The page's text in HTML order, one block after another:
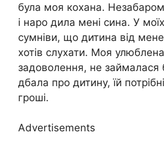
була моя кохана. Незабаром
і наро дила мені сина. У
сумніви, що дитина від
хотів слухати. Моя
задоволення, не займалася
дбала про дитину, їй
гроші.
Advertisements